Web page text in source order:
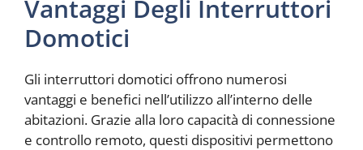
Vantaggi Degli Interruttori
Domotici
Gli interruttori domotici offrono numerosi
vantaggi e benefici nell’utilizzo all’interno delle
abitazioni. Grazie alla loro capacità di connessione
e controllo remoto, questi dispositivi permettono